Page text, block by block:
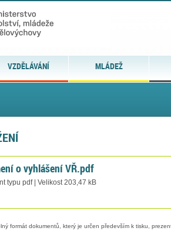
VZDĚLÁVÁNÍ MLÁDEŽ
o vyhlášení VŘ.pdf
typu pdf | Velikost 203,47 kB
formát dokumentů, který je určen především k tisku,